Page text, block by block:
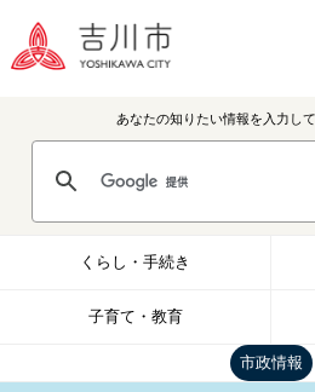
あなたの知りたい情報を入力して
くらし・手続き
子育て・教育
市政情報